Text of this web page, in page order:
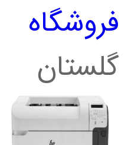
گلستان